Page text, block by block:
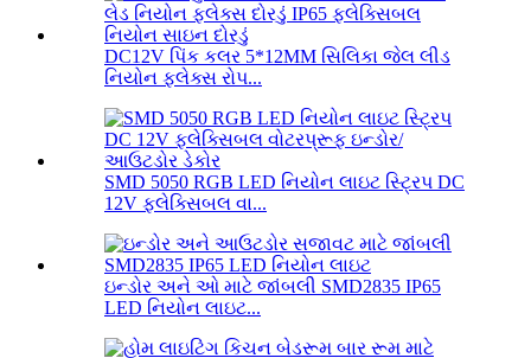
DC12V પિંક કલર 5*12MM સિલિકા જેલ લીડ
નિયોન ફ્લેક્સ રોપ...
SMD 5050 RGB LED નિયોન લાઇટ સ્ટ્રિપ DC
12V ફ્લેક્સિબલ વા...
ઇન્ડોર અને ઓ માટે જાંબલી SMD2835 IP65
LED નિયોન લાઇટ...